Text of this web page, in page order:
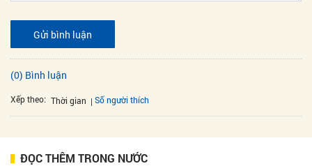
Gửi bình luận
(0) Bình luận
Xếp theo: Thời gian Số người thích
ĐỌC THÊM TRONG NƯỚC